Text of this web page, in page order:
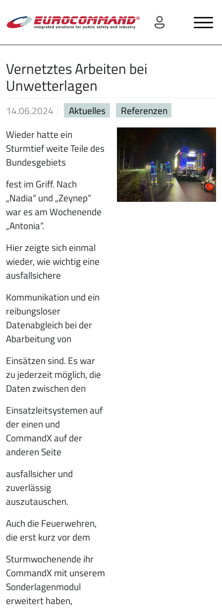
Vernetztes Arbeiten bei
Unwetterlagen
14.06.2024 Aktuelles
Referenzen
Wieder hatte ein
Sturmtief weite Teile des
Bundesgebiets
fest im Griff. Nach
„Nadia“ und „Zeynep“
war es am Wochenende
„Antonia“.
Hier zeigte sich einmal
wieder, wie wichtig eine
ausfallsichere
Kommunikation und ein
reibungsloser
Datenabgleich bei der
Abarbeitung von
Einsätzen sind. Es war
zu jederzeit möglich, die
Daten zwischen den
Einsatzleitsystemen auf
der einen und
CommandX auf der
anderen Seite
ausfallsicher und
zuverlässig
auszutauschen.
Auch die Feuerwehren,
die erst kurz vor dem
Sturmwochenende ihr
CommandX mit unserem
Sonderlagenmodul
erweitert haben,